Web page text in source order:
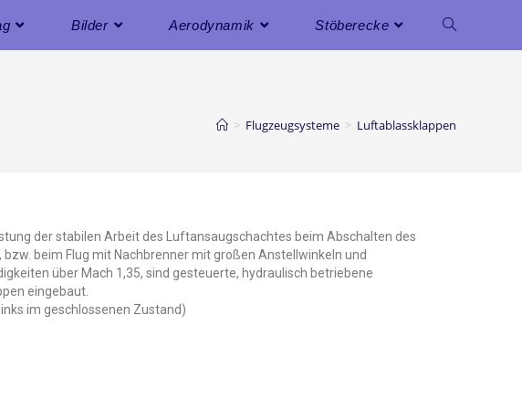
Bilder Aerodynamik Stöberecke
> Flugzeugsysteme > Luftablassklappen
der stabilen Arbeit des Luftansaugschachtes beim Abschalten des
bzw. beim Flug mit Nachbrenner mit großen Anstellwinkeln und
über Mach 1,35, sind gesteuerte, hydraulisch betriebene
eingebaut.
im geschlossenen Zustand)